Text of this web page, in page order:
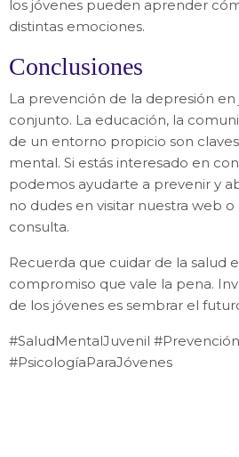
los jóvenes pueden aprender
distintas emociones.
Conclusiones
La prevención de la depresión
conjunto. La educación, la
de un entorno propicio son
mental. Si estás interesado en
podemos ayudarte a prevenir y
no dudes en visitar nuestra web
consulta.
Recuerda que cuidar de la salud
compromiso que vale la pena.
de los jóvenes es sembrar el
#SaludMentalJuvenil
#PsicologíaParaJóvenes